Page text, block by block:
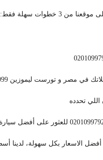
3 خطوات سهلة فقط:
مصر و تورست ليموزين 0201099792099
تحدده
الاسعار بكل سهولة، لدينا